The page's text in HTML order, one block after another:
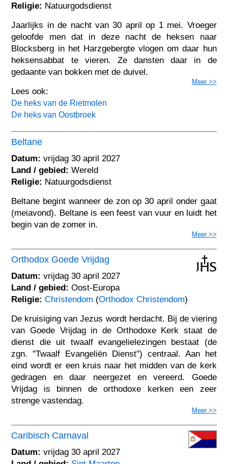
Religie: Natuurgodsdienst
Jaarlijks in de nacht van 30 april op 1 mei. Vroeger
geloofde men dat in deze nacht de heksen naar
Blocksberg in het Harzgebergte vlogen om daar hun
heksensabbat te vieren. Ze dansten daar in de
gedaante van bokken met de duivel.
Meer >>
Lees ook:
De heks van de Rietmolen
De heks van Oostbroek
Beltane
Datum: vrijdag 30 april 2027
Land / gebied: Wereld
Religie: Natuurgodsdienst
Beltane begint wanneer de zon op 30 april onder gaat
(meiavond). Beltane is een feest van vuur en luidt het
begin van de zomer in.
Meer >>
Orthodox Goede Vrijdag
Datum: vrijdag 30 april 2027
Land / gebied: Oost-Europa
Religie: Christendom (Orthodox Christendom)
De kruisiging van Jezus wordt herdacht. Bij de viering
van Goede Vrijdag in de Orthodoxe Kerk staat de
dienst die uit twaalf evangelielezingen bestaat (de
zgn. "Twaalf Evangeliën Dienst") centraal. Aan het
eind wordt er een kruis naar het midden van de kerk
gedragen en daar neergezet en vereerd. Goede
Vrijdag is binnen de orthodoxe kerken een zeer
strenge vastendag.
Meer >>
Caribisch Carnaval
Datum: vrijdag 30 april 2027